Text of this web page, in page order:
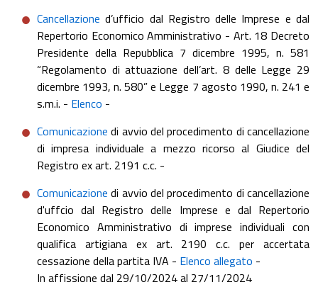
Cancellazioned’ufficio dal Registro delle Imprese e dal
Repertorio Economico Amministrativo - Art. 18 Decreto
Presidente della Repubblica 7 dicembre 1995, n. 581
“Regolamento di attuazione dell’art. 8 delle Legge 29
dicembre 1993, n. 580” e Legge 7 agosto 1990, n. 241 e
s.m.i. - Elenco -
Comunicazione di avvio del procedimento di cancellazione
di impresa individuale a mezzo ricorso al Giudice del
Registro ex art. 2191 c.c. -
Comunicazione di avvio del procedimento di cancellazione
d'uffcio dal Registro delle Imprese e dal Repertorio
Economico Amministrativo di imprese individuali con
qualifica artigiana ex art. 2190 c.c. per accertata
cessazione della partita IVA - Elenco allegato -
In affissione dal 29/10/2024 al 27/11/2024